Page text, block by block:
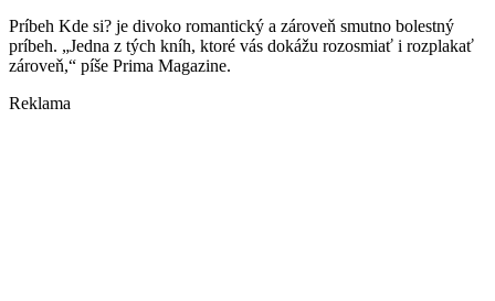
Príbeh Kde si? je divoko romantický a zároveň smutno bolestný
príbeh. „Jedna z tých kníh, ktoré vás dokážu rozosmiať i rozplakať
zároveň,“ píše Prima Magazine.
Reklama